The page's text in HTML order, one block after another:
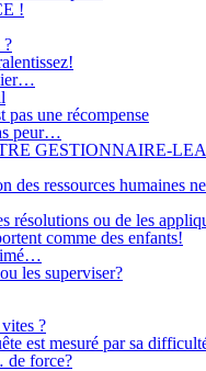
!
?
pas une récompense
peur…
GESTIONNAIRE-
des ressources humaines
résolutions ou de les
comme des enfants!
les superviser?
?
est mesuré par sa
de force?